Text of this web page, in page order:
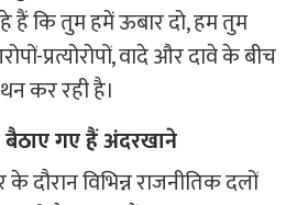
हैं कि तुम हमें ऊबार दो, हम तुम
प्रत्योरोपों, वादे और दावे के बीच
कर रही है।
गए हैं अंदरखाने
दौरान विभिन्न राजनीतिक दलों